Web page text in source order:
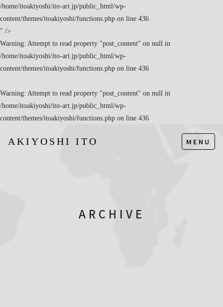
/home/itoakiyoshi/ito-art.jp/public_html/wp-
content/themes/itoakiyoshi/functions.php on line 436
" />
Warning: Attempt to read property "post_content" on null in
/home/itoakiyoshi/ito-art.jp/public_html/wp-
content/themes/itoakiyoshi/functions.php on line 436
Warning: Attempt to read property "post_content" on null in
/home/itoakiyoshi/ito-art.jp/public_html/wp-
content/themes/itoakiyoshi/functions.php on line 436
AKIYOSHI ITO MENU
ARCHIVE